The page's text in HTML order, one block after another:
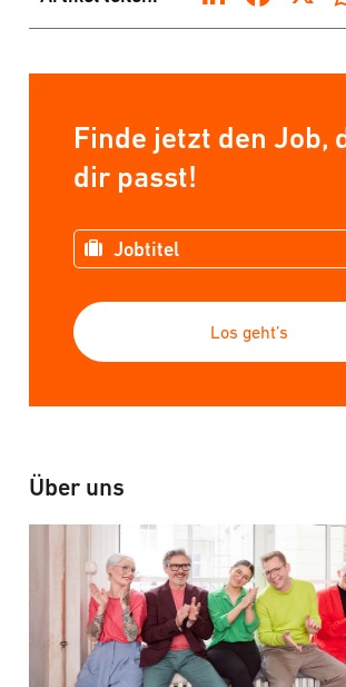
Finde jetzt den Job,
dir passt!
Los geht’s
Über uns